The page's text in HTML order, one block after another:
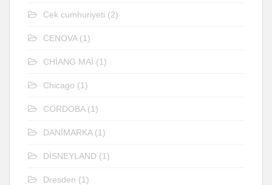
Cek cumhuriyeti (2)
CENOVA(1)
CHİANG MAİ (1)
Chicago (1)
CORDOBA(1)
DANİMARKA(1)
DİSNEYLAND (1)
Dresden (1)